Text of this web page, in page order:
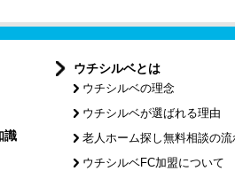
識
ウチシルベとは
ウチシルベの理念
ウチシルベが選ばれる理由
老人ホーム探し無料相談の流
ウチシルベFC加盟について